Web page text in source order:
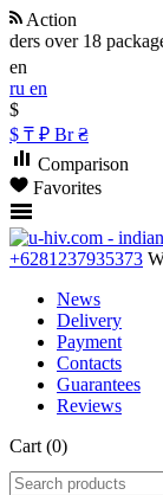
Action
over 18
en
ru en
$
$ ₸ ₽ Br ₴
Comparison
Favorites
+6281237935373
News
Delivery
Payment
Contacts
Guarantees
Reviews
Cart (0)